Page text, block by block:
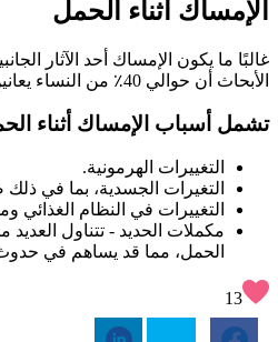
الإمساك أثناء الحمل
غالبًا ما يكون الإمساك أحد الآثار
الأبحاث أن حوالي 40٪ من النساء يعانين من الإمساك أثناء الحمل.
تشمل أسباب الإمساك أثناء
التغييرات الهرمونية.
التغيرات الجسدية، بما في
التغييرات في النظام الغذائي
مكملات الحديد - تتناول العديد
الحمل، مما قد يساهم في
13